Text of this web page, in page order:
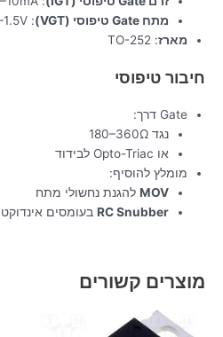
מתח Gate טיפוסי (VGT)
: ‎≈1.2–1.5V
מארז: TO-252
חיבור טיפוסי
Gate דרך:
נגד ‎180–360Ω
או Opto-Triac לבידוד
מומלץ להוסיף:
MOVלהגנת נחשולי מתח
RC Snubberבעומסים
מוצרים קשורים